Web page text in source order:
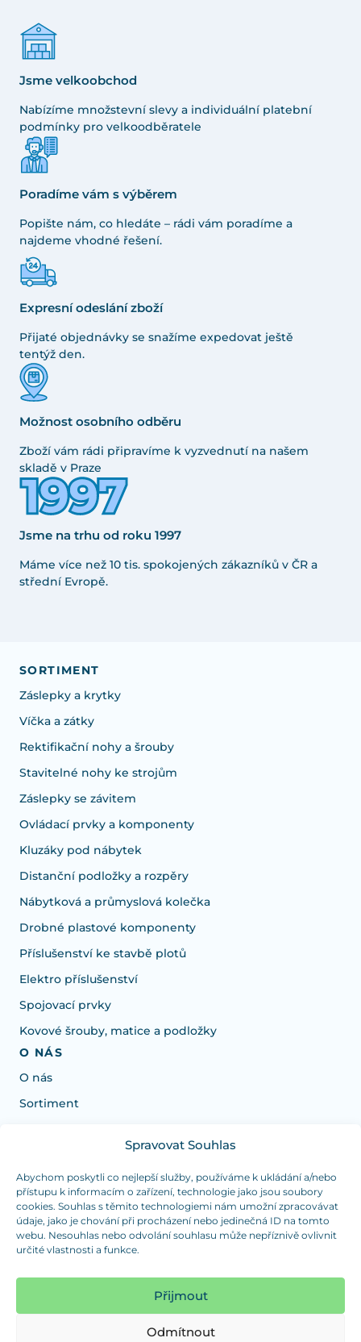
Spravovat Souhlas
Abychom poskytli co nejlepší služby, používáme k ukládání a/nebo
přístupu k informacím o zařízení, technologie jako jsou soubory
cookies. Souhlas s těmito technologiemi nám umožní zpracovávat
údaje, jako je chování při procházení nebo jedinečná ID na tomto
webu. Nesouhlas nebo odvolání souhlasu může nepříznivě ovlivnit
určité vlastnosti a funkce.
Přijmout
Odmítnout
Jsme velkoobchod
Nabízíme množstevní slevy a individuální platební
podmínky pro velkoodběratele
Poradíme vám s výběrem
Popište nám, co hledáte – rádi vám poradíme a
najdeme vhodné řešení.
Expresní odeslání zboží
Přijaté objednávky se snažíme expedovat ještě
tentýž den.
Možnost osobního odběru
Zboží vám rádi připravíme k vyzvednutí na našem
skladě v Praze
Jsme na trhu od roku 1997
Máme více než 10 tis. spokojených zákazníků v ČR a
střední Evropě.
SORTIMENT
Záslepky a krytky
Víčka a zátky
Rektifikační nohy a šrouby
Stavitelné nohy ke strojům
Záslepky se závitem
Ovládací prvky a komponenty
Kluzáky pod nábytek
Distanční podložky a rozpěry
Nábytková a průmyslová kolečka
Drobné plastové komponenty
Příslušenství ke stavbě plotů
Elektro příslušenství
Spojovací prvky
Kovové šrouby, matice a podložky
O NÁS
O nás
Sortiment
Potřebujete poradit s výběrem?
Jsme tu pro vás Pondělí-Čtvrtek od: 7:30 - 15:30 hodin
a Pátek od 7:30 - 14:30 hodin
info@dualpraha.cz +420 725 802 767
(platba pouze v hotovosti)
Jsme tu pro vás Pondělí-Čtvrtek od: 7:30 - 15:30 hodin
a Pátek od 7:30 - 14:30 hodin